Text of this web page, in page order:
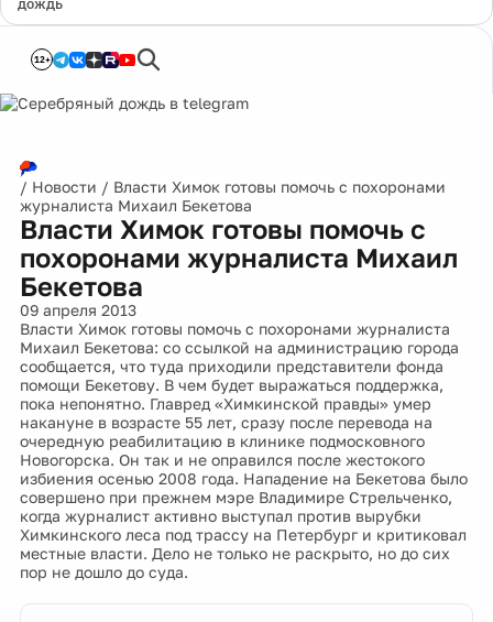
12+
/ Новости / Власти Химок готовы помочь с похоронами
журналиста Михаил Бекетова
Власти Химок готовы помочь с
похоронами журналиста Михаил
Бекетова
09 апреля 2013
Власти Химок готовы помочь с похоронами журналиста
Михаил Бекетова: со ссылкой на администрацию города
сообщается, что туда приходили представители фонда
помощи Бекетову. В чем будет выражаться поддержка,
пока непонятно. Главред «Химкинской правды» умер
накануне в возрасте 55 лет, сразу после перевода на
очередную реабилитацию в клинике подмосковного
Новогорска. Он так и не оправился после жестокого
избиения осенью 2008 года. Нападение на Бекетова было
совершено при прежнем мэре Владимире Стрельченко,
когда журналист активно выступал против вырубки
Химкинского леса под трассу на Петербург и критиковал
местные власти. Дело не только не раскрыто, но до сих
пор не дошло до суда.